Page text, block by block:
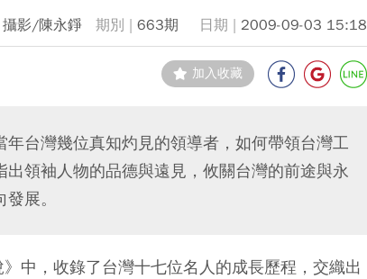
攝影/陳永錚 663期 2009-09-03 15:18
加入收藏
台灣幾位真知灼見的領導者，如何帶領台灣工
領袖人物的品德與遠見，攸關台灣的前途與永
展。
中，收錄了台灣十七位名人的成長歷程，交織出